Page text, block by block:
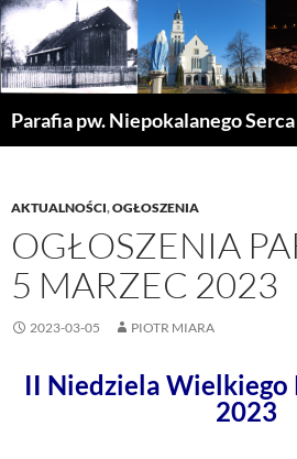
Parafia pw. Niepokalanego
AKTUALNOŚCI,OGŁOSZENIA
OGŁOSZENIA
5 MARZEC 2023
2023-03-05 PIOTR MIARA
II Niedziela Wielkiego
2023